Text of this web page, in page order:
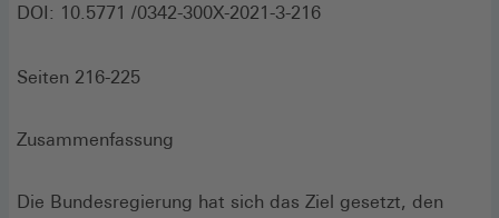
DOI: 10.5771 /0342-300X-2021-3-216
Seiten 216-225
Zusammenfassung
Die Bundesregierung hat sich das Ziel gesetzt, den